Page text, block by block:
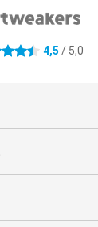
4,5 / 5,0